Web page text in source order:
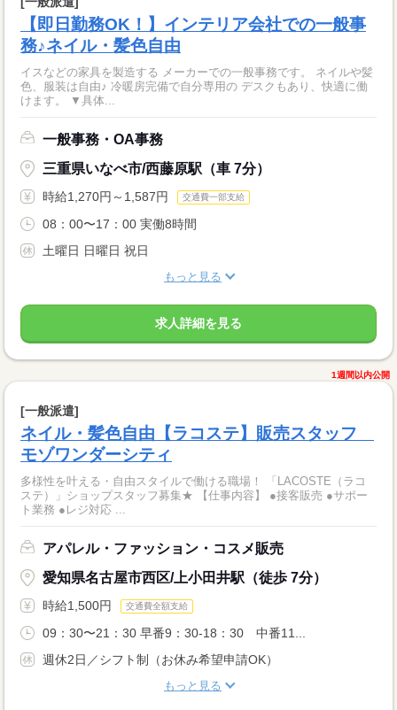
【即日勤務OK！】インテリア会社での一般事
務♪ネイル・髪色自由
イスなどの家具を製造する メーカーでの一般事務です。 ネイルや髪
色、服装は自由♪ 冷暖房完備で自分専用の デスクもあり、快適に働
けます。 ▼具体...
一般事務・OA事務
三重県いなべ市/西藤原駅（車 7分）
時給1,270円～1,587円 交通費一部支給
08：00〜17：00 実働8時間
土曜日 日曜日 祝日
もっと見る
求人詳細を見る
1週間以内公開
[一般派遣]
ネイル・髪色自由【ラコステ】販売スタッフ
モゾワンダーシティ
多様性を叶える・自由スタイルで働ける職場！ 「LACOSTE（ラコ
ステ）」ショップスタッフ募集★ 【仕事内容】 ●接客販売 ●サポー
ト業務 ●レジ対応 ...
アパレル・ファッション・コスメ販売
愛知県名古屋市西区/上小田井駅（徒歩 7分）
時給1,500円 交通費全額支給
09：30〜21：30 早番9：30-18：30 中番11...
週休2日／シフト制（お休み希望申請OK）
もっと見る